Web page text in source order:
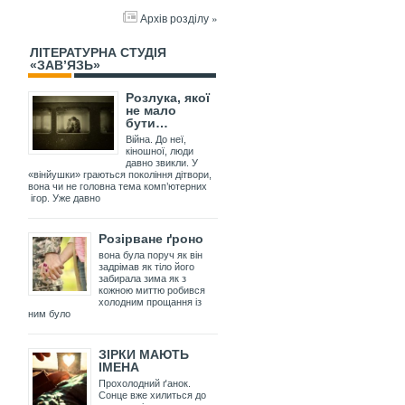
Архів розділу »
ЛІТЕРАТУРНА СТУДІЯ
«ЗАВ’ЯЗЬ»
Розлука, якої
не мало
бути…
Війна. До неї,
кіношної, люди
давно звикли. У
«вінйушки» граються покоління дітвори,
вона чи не головна тема комп’ютерних
ігор. Уже давно
Розірване ґроно
вона була поруч як він
задрімав як тіло його
забирала зима як з
кожною миттю робився
холодним прощання із
ним було
ЗІРКИ МАЮТЬ
ІМЕНА
Прохолодний ґанок.
Сонце вже хилиться до